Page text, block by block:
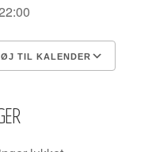
TIL KALENDER